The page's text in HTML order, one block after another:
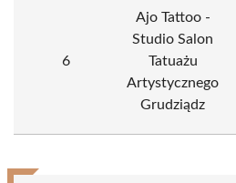
6
Ajo Tattoo -
Studio Salon
Tatuażu
Artystycznego
Grudziądz